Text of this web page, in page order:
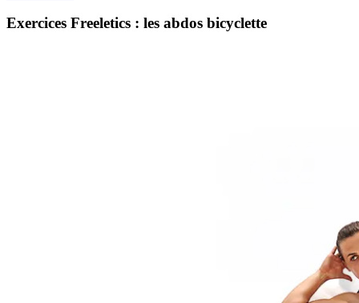
Exercices Freeletics : les abdos bicyclette